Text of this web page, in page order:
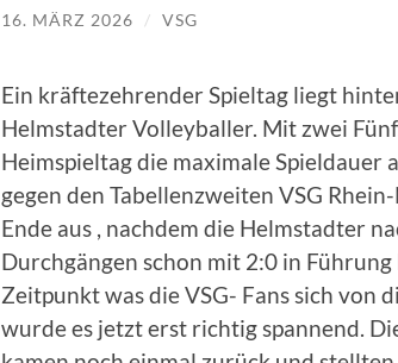
16. MÄRZ 2026 / VSG
Ein kräftezehrender Spieltag liegt
Helmstadter Volleyballer. Mit zwei
Heimspieltag die maximale Spieldauer
gegen den Tabellenzweiten VSG
Ende aus , nachdem die Helmstadter
Durchgängen schon mit 2:0 in
Zeitpunkt was die VSG- Fans sich von
wurde es jetzt erst richtig spannend.